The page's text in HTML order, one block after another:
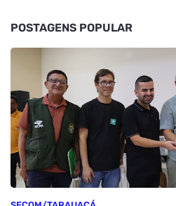
POSTAGENS POPULAR